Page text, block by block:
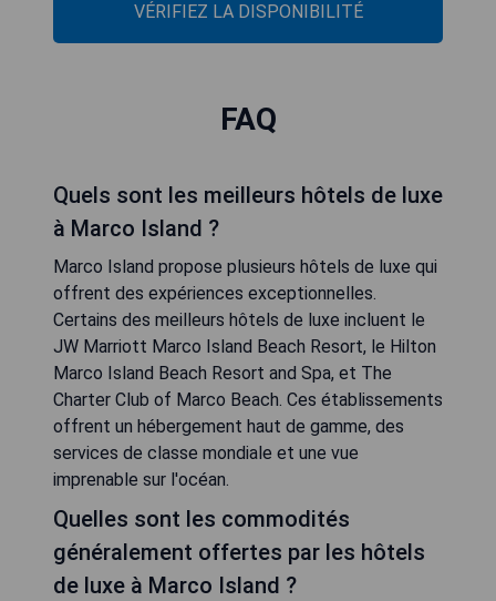
VÉRIFIEZ LA DISPONIBILITÉ
FAQ
Quels sont les meilleurs hôtels de luxe
à Marco Island ?
Marco Island propose plusieurs hôtels de luxe qui
offrent des expériences exceptionnelles.
Certains des meilleurs hôtels de luxe incluent le
JW Marriott Marco Island Beach Resort, le Hilton
Marco Island Beach Resort and Spa, et The
Charter Club of Marco Beach. Ces établissements
offrent un hébergement haut de gamme, des
services de classe mondiale et une vue
imprenable sur l'océan.
Quelles sont les commodités
généralement offertes par les hôtels
de luxe à Marco Island ?